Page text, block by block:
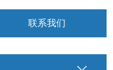
联系我们